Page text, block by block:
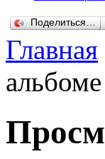
Поделиться…
Главная
альбоме